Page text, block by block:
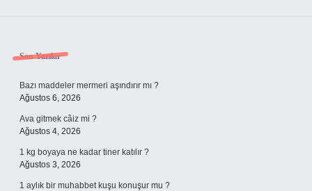
Sidebar
Son Yazılar
Bazı maddeler mermeri aşındırır mı ?
Ağustos 6, 2026
Ava gitmek câiz mi ?
Ağustos 4, 2026
1 kg boyaya ne kadar tiner katılır ?
Ağustos 3, 2026
1 aylık bir muhabbet kuşu konuşur mu ?